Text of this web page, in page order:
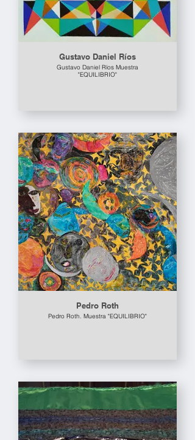
Gustavo Daniel Ríos
Gustavo Daniel Ríos Muestra
"EQUILIBRIO"
Pedro Roth
Pedro Roth. Muestra "EQUILIBRIO"